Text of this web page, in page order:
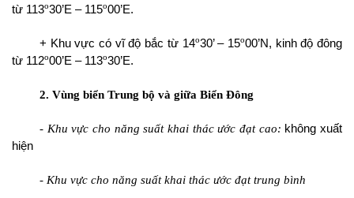
từ 113o30’E – 115o00’E.
+ Khu vực có vĩ độ bắc từ 14o30’ – 15o00’N, kinh độ đông
từ 112o00’E – 113o30’E.
2. Vùng biển Trung bộ và giữa Biển Đông
- Khu vực cho năng suất khai thác ước đạt cao: không xuất
hiện
- Khu vực cho năng suất khai thác ước đạt trung bình